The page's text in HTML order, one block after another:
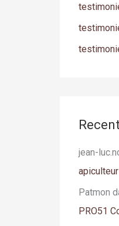
e
r
jean-
Patmon
PRO51